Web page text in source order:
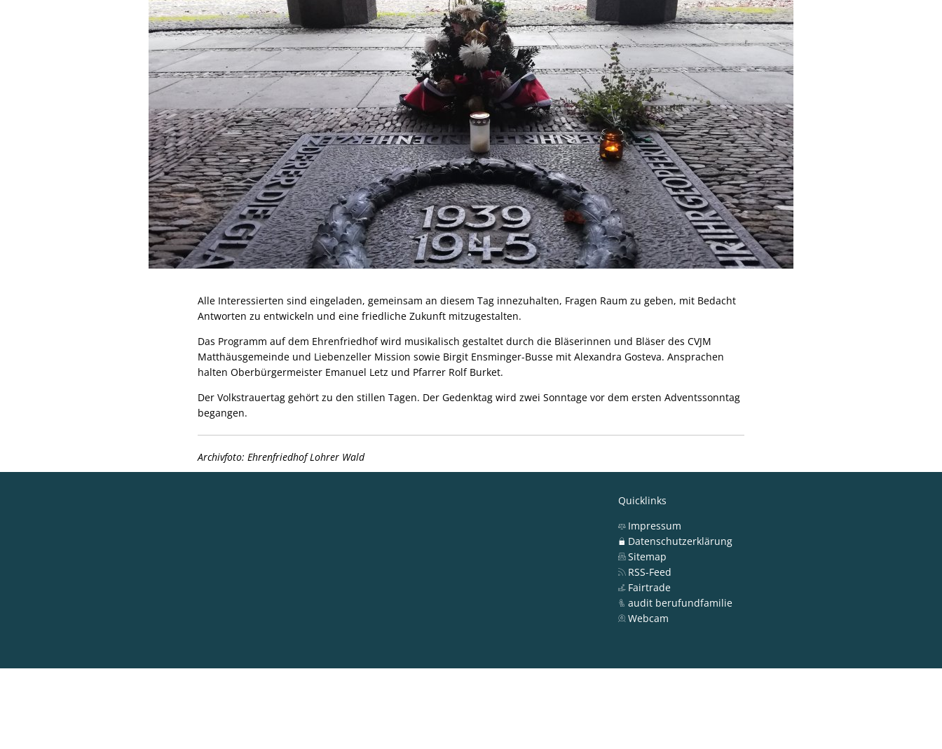
Alle Interessierten sind eingeladen, gemeinsam an diesem Tag innezuhalten, Fragen Raum zu geben, mit Bedacht
Antworten zu entwickeln und eine friedliche Zukunft mitzugestalten.
Das Programm auf dem Ehrenfriedhof wird musikalisch gestaltet durch die Bläserinnen und Bläser des CVJM
Matthäusgemeinde und Liebenzeller Mission sowie Birgit Ensminger-Busse mit Alexandra Gosteva. Ansprachen
halten Oberbürgermeister Emanuel Letz und Pfarrer Rolf Burket.
Der Volkstrauertag gehört zu den stillen Tagen. Der Gedenktag wird zwei Sonntage vor dem ersten Adventssonntag
begangen.
Archivfoto: Ehrenfriedhof Lohrer Wald
Quicklinks
Impressum
Datenschutzerklärung
Sitemap
RSS-Feed
Fairtrade
audit berufundfamilie
Webcam